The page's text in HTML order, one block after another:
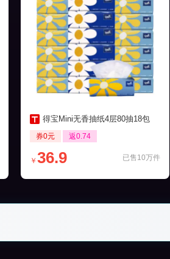
得宝Mini无香抽纸4层80抽18包
券0元 返0.74
已售10万件
￥ 36.9